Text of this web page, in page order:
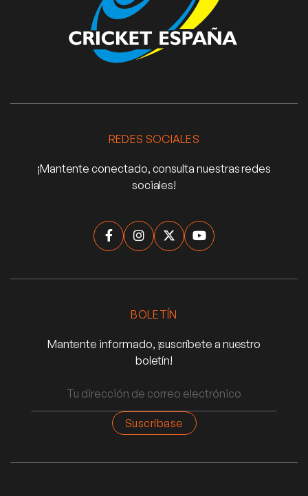
REDES SOCIALES
¡Mantente conectado, consulta nuestras redes
sociales!
   
BOLETÍN
Mantente informado, ¡suscríbete a nuestro
boletín!